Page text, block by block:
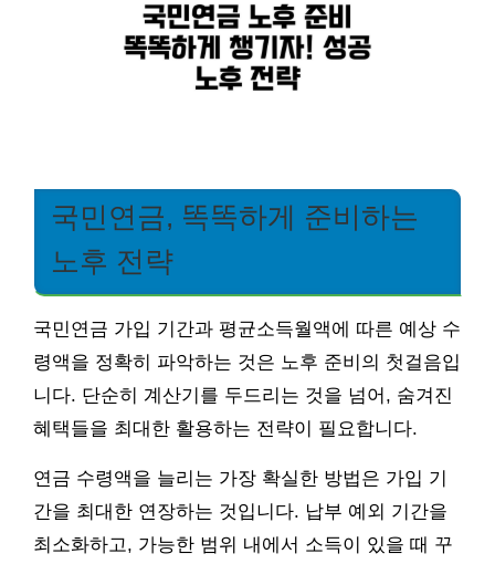
국민연금, 똑똑하게 준비하는
노후 전략
국민연금 가입 기간과 평균소득월액에 따른 예상 수
령액을 정확히 파악하는 것은 노후 준비의 첫걸음입
니다. 단순히 계산기를 두드리는 것을 넘어, 숨겨진
혜택들을 최대한 활용하는 전략이 필요합니다.
연금 수령액을 늘리는 가장 확실한 방법은 가입 기
간을 최대한 연장하는 것입니다. 납부 예외 기간을
최소화하고, 가능한 범위 내에서 소득이 있을 때 꾸